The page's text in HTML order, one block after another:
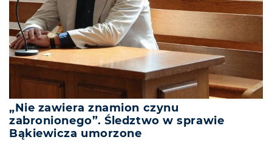
„Nie zawiera znamion czynu
zabronionego”. Śledztwo w sprawie
Bąkiewicza umorzone